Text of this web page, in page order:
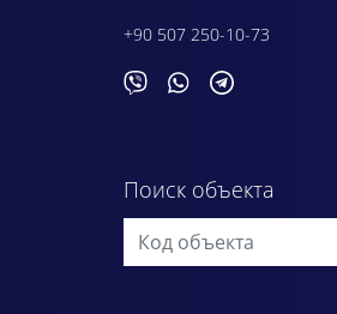
+90 507 250-10-73
Поиск объекта